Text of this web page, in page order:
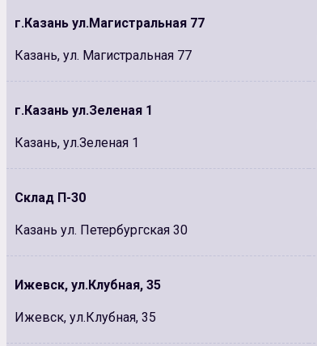
г.Казань ул.Магистральная 77
Казань, ул. Магистральная 77
г.Казань ул.Зеленая 1
Казань, ул.Зеленая 1
Склад П-30
Казань ул. Петербургская 30
Ижевск, ул.Клубная, 35
Ижевск, ул.Клубная, 35